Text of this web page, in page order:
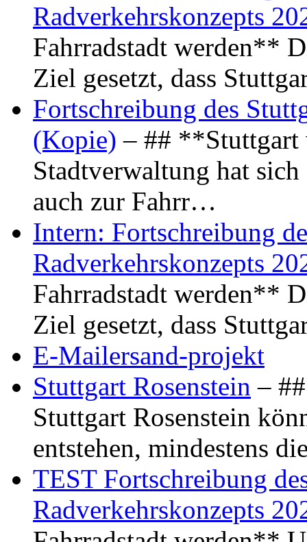
Radverkehrskonzepts
Fahrradstadt werden**
Ziel gesetzt, dass
Fortschreibung des
(Kopie) – ## **Stuttgart
Stadtverwaltung hat
auch zur Fahrr…
Intern: Fortschreibung
Radverkehrskonzepts
Fahrradstadt werden**
Ziel gesetzt, dass
E-Mailersand-projekt
Stuttgart Rosenstein –
Stuttgart Rosenstein
entstehen, mindestens
TEST Fortschreibung
Radverkehrskonzepts